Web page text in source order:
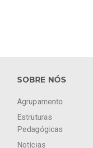
SOBRE NÓS
Agrupamento
Estruturas
Pedagógicas
Notícias